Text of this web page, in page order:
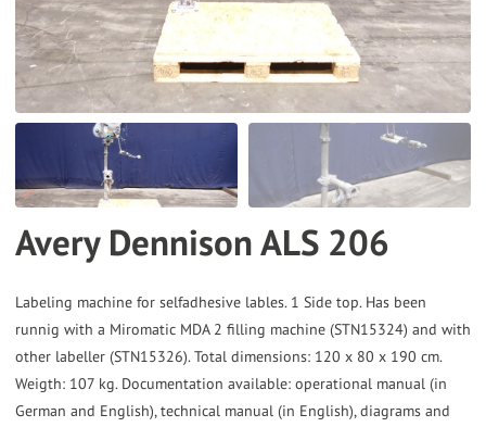
selected
search
result.
Touch
can
use
and
swipe
gestures.
Avery Dennison ALS 206
Labeling machine for selfadhesive lables. 1 Side top. Has been
runnig with a Miromatic MDA 2 filling machine (STN15324) and with
other labeller (STN15326). Total dimensions: 120 x 80 x 190 cm.
Weigth: 107 kg. Documentation available: operational manual (in
German and English), technical manual (in English), diagrams and